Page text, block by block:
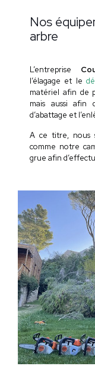
Nos
arbre
L’entreprise
l’élagage et le
matériel afin de
mais aussi afin
d’abattage et
A ce titre, nous
comme notre
grue afin